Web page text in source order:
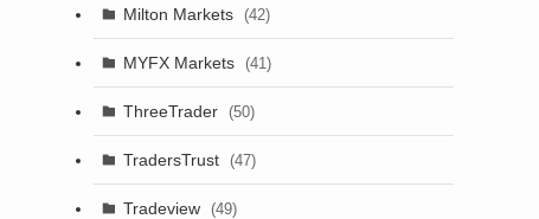
Milton Markets (42)
MYFX Markets (41)
ThreeTrader (50)
TradersTrust (47)
Tradeview (49)